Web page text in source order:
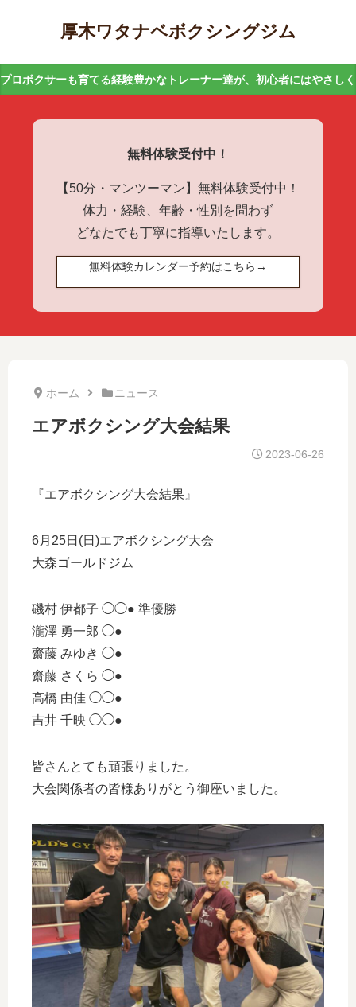
厚木ワタナベボクシングジム
プロボクサーも育てる経験豊かなトレーナー達が、初心者にはやさし
無料体験受付中！
【50分・マンツーマン】無料体験受付中！
体力・経験、年齢・性別を問わず
どなたでも丁寧に指導いたします。
無料体験カレンダー予約はこちら→
ホーム ニュース
エアボクシング大会結果
2023-06-26
『エアボクシング大会結果』
6月25日(日)エアボクシング大会
大森ゴールドジム
磯村 伊都子 ◯◯● 準優勝
瀧澤 勇一郎 ◯●
齋藤 みゆき ◯●
齋藤 さくら ◯●
高橋 由佳 ◯◯●
吉井 千映 ◯◯●
皆さんとても頑張りました。
大会関係者の皆様ありがとう御座いました。